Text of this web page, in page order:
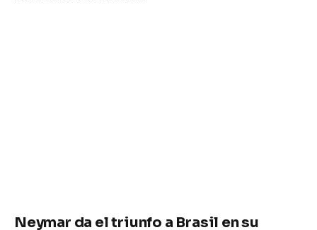
Neymar da el triunfo a Brasil en su